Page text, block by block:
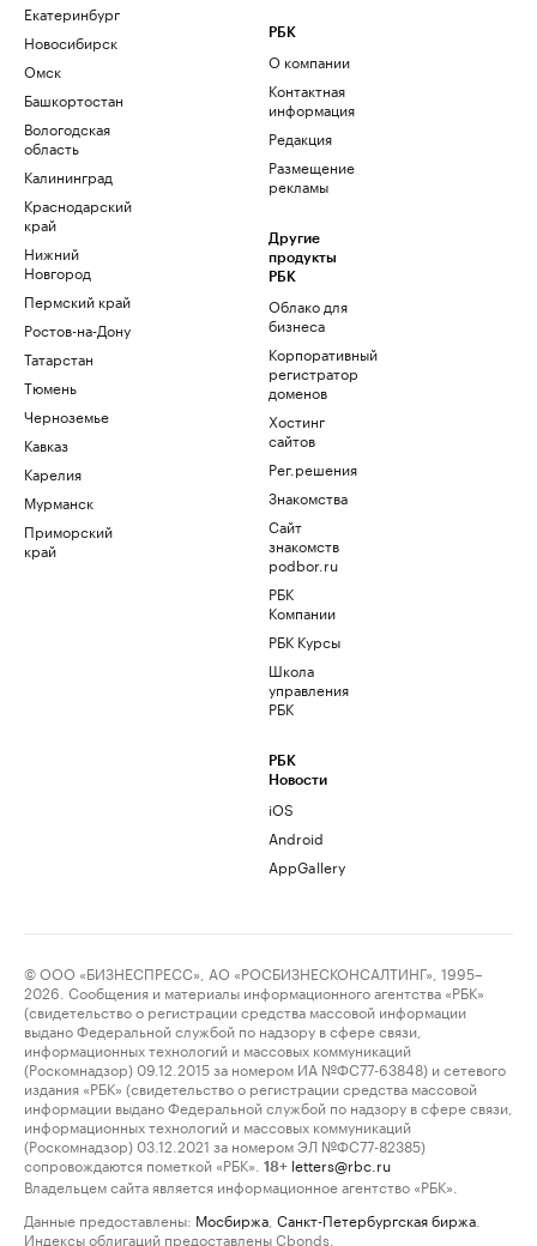
Екатеринбург
Новосибирск
Омск
Башкортостан
Вологодская
область
Калининград
Краснодарский
край
Нижний
Новгород
Пермский край
Ростов-на-Дону
Татарстан
Тюмень
Черноземье
Кавказ
Карелия
Мурманск
Приморский
край
РБК
О компании
Контактная
информация
Редакция
Размещение
рекламы
Другие
продукты
РБК
Облако для
бизнеса
Корпоративный
регистратор
доменов
Хостинг
сайтов
Рег.решения
Знакомства
Сайт
знакомств
podbor.ru
РБК
Компании
РБК Курсы
Школа
управления
РБК
РБК
Новости
iOS
Android
AppGallery
© ООО «БИЗНЕСПРЕСС», АО «РОСБИЗНЕСКОНСАЛТИНГ», 1995–
2026. Сообщения и материалы информационного агентства «РБК»
(свидетельство о регистрации средства массовой информации
выдано Федеральной службой по надзору в сфере связи,
информационных технологий и массовых коммуникаций
(Роскомнадзор) 09.12.2015 за номером ИА №ФС77-63848) и сетевого
издания «РБК» (свидетельство о регистрации средства массовой
информации выдано Федеральной службой по надзору в сфере связи,
информационных технологий и массовых коммуникаций
(Роскомнадзор) 03.12.2021 за номером ЭЛ №ФС77-82385)
сопровождаются пометкой «РБК».
18+ letters@rbc.ru
Владельцем сайта является информационное агентство «РБК».
Данные предоставлены: Мосбиржа Санкт-Петербургская биржа
Индексы облигаций предоставлены Cbonds.